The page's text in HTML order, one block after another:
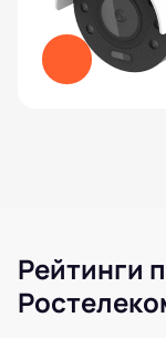
Рейтинги